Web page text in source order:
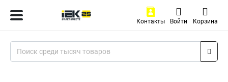
Контакты Войти Корзина